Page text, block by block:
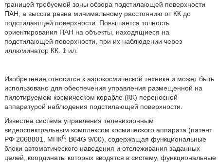
границей требуемой зоны обзора подстилающей поверхности
ПАН, а высота равна минимальному расстоянию от КК до
подстилающей поверхности. Повышается точность
ориентирования ПАН на объекты, находящиеся на
подстилающей поверхности, при их наблюдении через
иллюминатор КК. 1 ил.
Изобретение относится к аэрокосмической технике и может быть
использовано для обеспечения управления размещенной на
пилотируемом космическом корабле (КК) переносной
аппаратурой наблюдения подстилающей поверхности.
Известна система управления телевизионным
видеоспектральным комплексом космического аппарата (патент
РФ 2068801, МПК6: B64G 9/00), содержащая функциональные
блоки автоматического наведения и отслеживания заданных
целей, координаты которых вводятся в систему, функциональные